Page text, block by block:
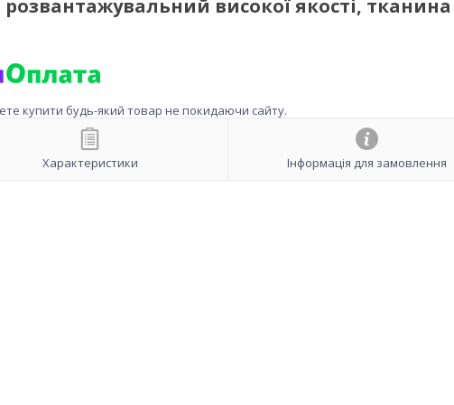
високої якості,
купити будь-який товар не покидаючи сайту.
Характеристики Інформація для замовлення